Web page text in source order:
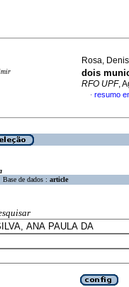
Rosa,
dois
RFO UPF,
· resumo
Base de dados : article